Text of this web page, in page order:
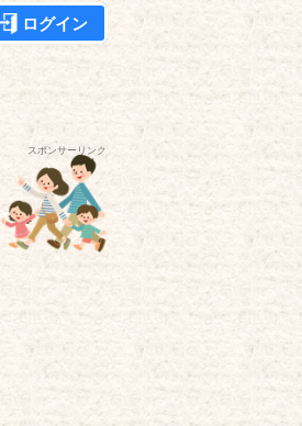
ログイン
スポンサーリンク